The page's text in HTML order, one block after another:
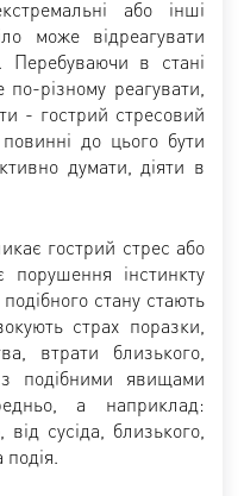
або інші
може відреагувати
Перебуваючи в стані
різному реагувати,
- гострий стресовий
до цього бути
думати, діяти в
гострий стрес або
інстинкту
стану стають
страх поразки,
втрати близького,
з подібними явищами
а наприклад:
сусіда, близького,